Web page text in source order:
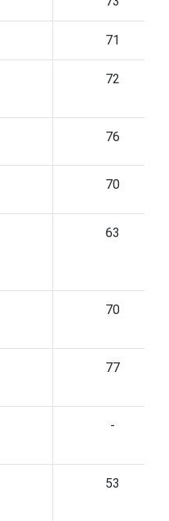
71
72
76
70
63
70
77
-
53